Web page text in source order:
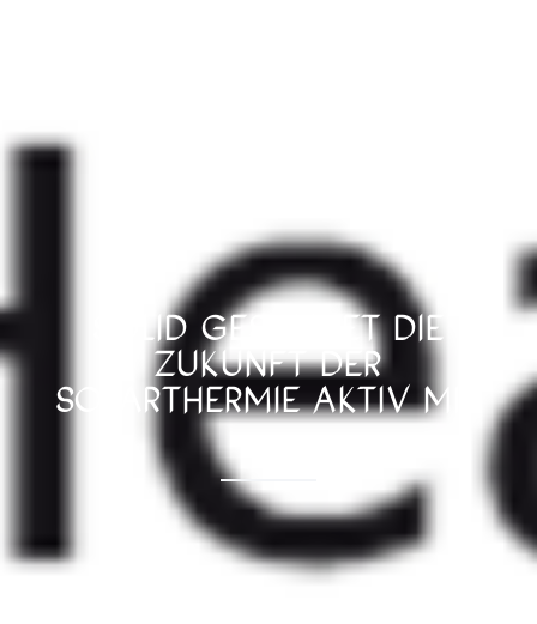
SOLID GESTALTET DIE
ZUKUNFT DER
SOLARTHERMIE AKTIV MIT